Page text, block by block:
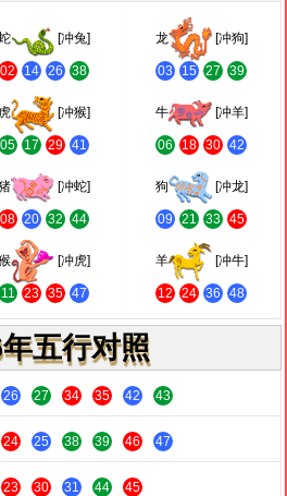
[冲兔]
02 14 26 38
龙 [冲狗]
03 15 27 39
虎 [冲猴]
05 17 29 41
牛 [冲羊]
06 18 30 42
[冲蛇]
08 20 32 44
狗 [冲龙]
09 21 33 45
[冲虎]
11 23 35 47
羊 [冲牛]
12 24 36 48
五行对照
26 27 34 35 42 43
24 25 38 39 46 47
23 30 31 44 45